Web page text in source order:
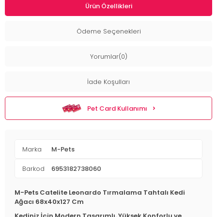
Ürün Özellikleri
Ödeme Seçenekleri
Yorumlar(0)
İade Koşulları
Pet Card Kullanımı
Marka M-Pets
Barkod 6953182738060
M-Pets Catelite Leonardo Tırmalama Tahtalı Kedi
Ağacı 68x40x127 Cm